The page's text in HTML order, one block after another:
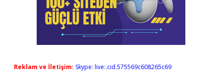
Reklam ve İletişim: Skype: live:.cid.575569c608265c69